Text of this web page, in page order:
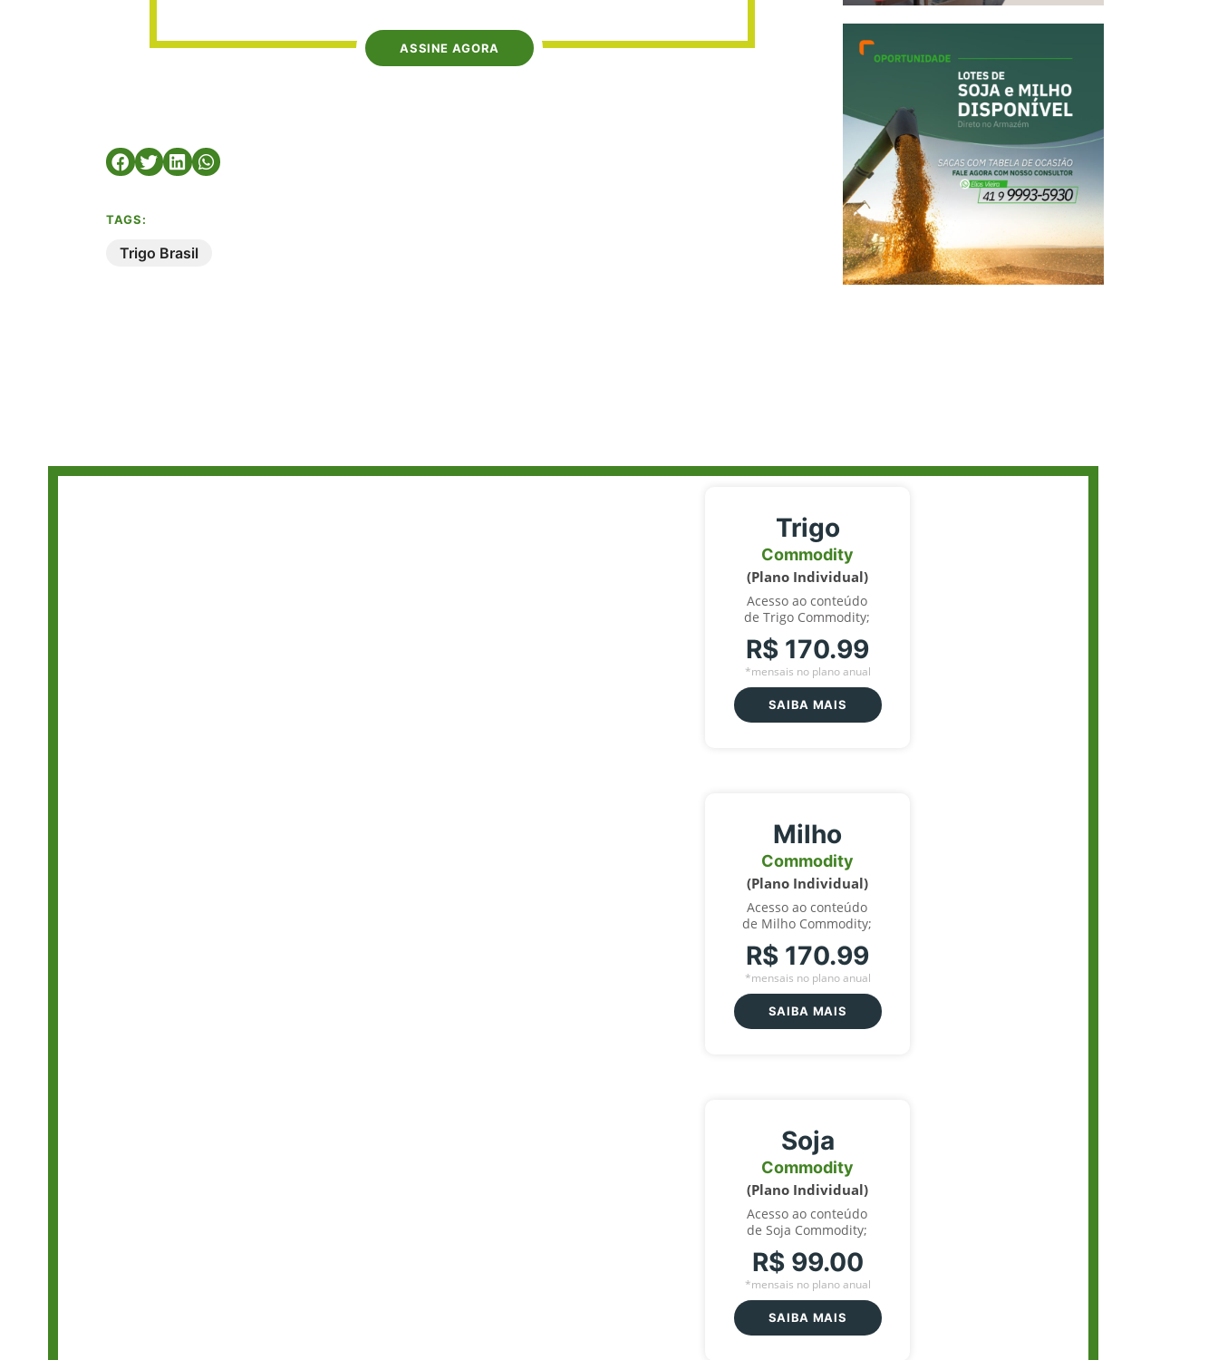
ASSINE AGORA
TAGS:
Trigo Brasil
Trigo
Commodity
(Plano Individual)
Acesso ao conteúdo
de Trigo Commodity;
R$ 170.99
*mensais no plano anual
SAIBA MAIS
Milho
Commodity
(Plano Individual)
Acesso ao conteúdo
de Milho Commodity;
R$ 170.99
*mensais no plano anual
SAIBA MAIS
Soja
Commodity
(Plano Individual)
Acesso ao conteúdo
de Soja Commodity;
R$ 99.00
*mensais no plano anual
SAIBA MAIS